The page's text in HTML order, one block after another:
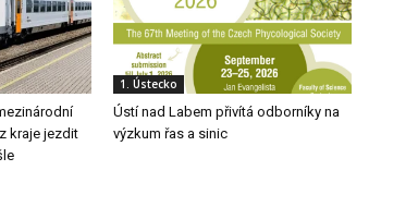
kraje jezdit
1. Ústecko
Ústí nad Labem přivítá odborníky na
výzkum řas a sinic